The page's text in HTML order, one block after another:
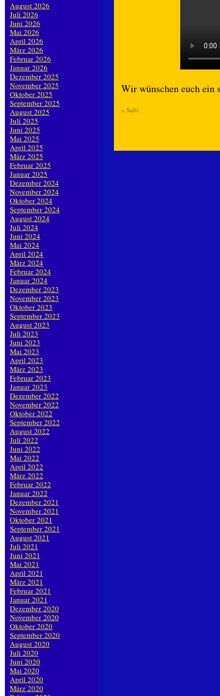
Wir wünschen euch ein
« Sabi
August 2026
Juli 2026
Juni 2026
Mai 2026
April 2026
März 2026
Februar 2026
Januar 2026
Dezember 2025
November 2025
Oktober 2025
September 2025
August 2025
Juli 2025
Juni 2025
Mai 2025
April 2025
März 2025
Februar 2025
Januar 2025
Dezember 2024
November 2024
Oktober 2024
September 2024
August 2024
Juli 2024
Juni 2024
Mai 2024
April 2024
März 2024
Februar 2024
Januar 2024
Dezember 2023
November 2023
Oktober 2023
September 2023
August 2023
Juli 2023
Juni 2023
Mai 2023
April 2023
März 2023
Februar 2023
Januar 2023
Dezember 2022
November 2022
Oktober 2022
September 2022
August 2022
Juli 2022
Juni 2022
Mai 2022
April 2022
März 2022
Februar 2022
Januar 2022
Dezember 2021
November 2021
Oktober 2021
September 2021
August 2021
Juli 2021
Juni 2021
Mai 2021
April 2021
März 2021
Februar 2021
Januar 2021
Dezember 2020
November 2020
Oktober 2020
September 2020
August 2020
Juli 2020
Juni 2020
Mai 2020
April 2020
März 2020